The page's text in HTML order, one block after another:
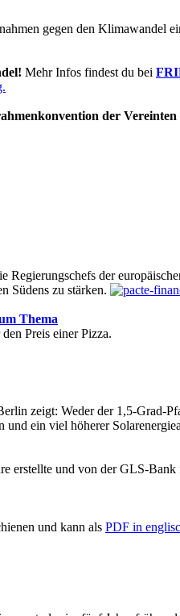
gegen den Klimawandel
Mehr Infos findest du bei
der
Regierungschefs der
Südens zu stärken.
Thema
Preis einer Pizza.
zeigt: Weder der 1,5-Grad-
ein viel höherer
erstellte und von der GLS-Bank
und kann als PDF in